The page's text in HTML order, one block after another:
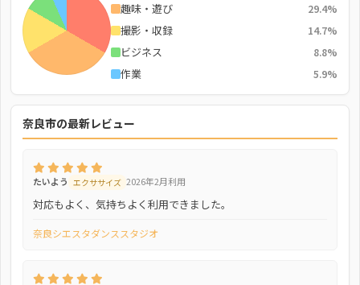
趣味・遊び 29.4%
撮影・収録 14.7%
ビジネス 8.8%
作業 5.9%
奈良市の最新レビュー
たいよう エクササイズ 2026年2月利用
対応もよく、気持ちよく利用できました。
奈良シエスタダンススタジオ